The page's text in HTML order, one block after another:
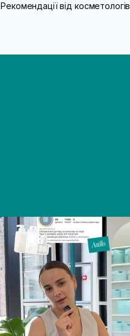
Рекомендації від косметологів